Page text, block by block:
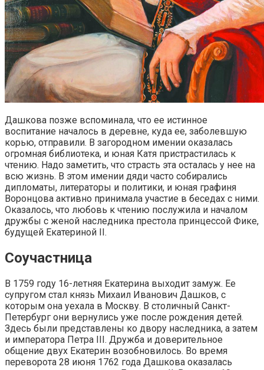
Дашкова позже вспоминала, что ее истинное
воспитание началось в деревне, куда ее, заболевшую
корью, отправили. В загородном имении оказалась
огромная библиотека, и юная Катя пристрастилась к
чтению. Надо заметить, что страсть эта осталась у нее на
всю жизнь. В этом имении дяди часто собирались
дипломаты, литераторы и политики, и юная графиня
Воронцова активно принимала участие в беседах с ними.
Оказалось, что любовь к чтению послужила и началом
дружбы с женой наследника престола принцессой Фике,
будущей Екатериной II.
Соучастница
В 1759 году 16-летняя Екатерина выходит замуж. Ее
супругом стал князь Михаил Иванович Дашков, с
которым она уехала в Москву. В столичный Санкт-
Петербург они вернулись уже после рождения детей.
Здесь были представлены ко двору наследника, а затем
и императора Петра III. Дружба и доверительное
общение двух Екатерин возобновилось. Во время
переворота 28 июня 1762 года Дашкова оказалась